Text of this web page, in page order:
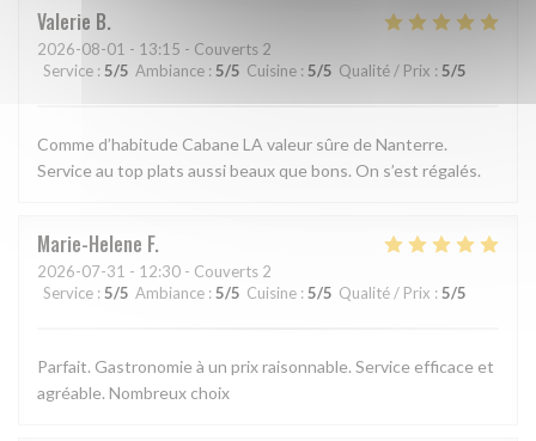
Valerie B
2026-08-01 - 13:15 - Couverts 2
Service : 5/5 Ambiance : 5/5 Cuisine : 5/5 Qualité / Prix : 5/5
Comme d’habitude Cabane LA valeur sûre de Nanterre.
Service au top plats aussi beaux que bons. On s’est régalés.
Marie-Helene F
2026-07-31 - 12:30 - Couverts 2
Service : 5/5 Ambiance : 5/5 Cuisine : 5/5 Qualité / Prix : 5/5
Parfait. Gastronomie à un prix raisonnable. Service efficace et
agréable. Nombreux choix